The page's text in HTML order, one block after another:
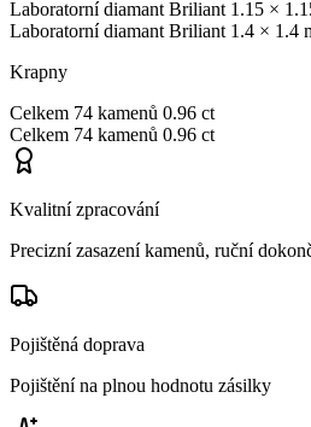
Laboratorní diamant Briliant 1.15 ×
Laboratorní diamant Briliant 1.4 × 1.4
Krapny
Celkem 74 kamenů 0.96 ct
Celkem 74 kamenů 0.96 ct
Kvalitní zpracování
Precizní zasazení kamenů, ruční
Pojištěná doprava
Pojištění na plnou hodnotu zásilky